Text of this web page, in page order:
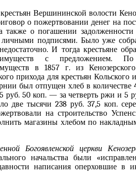
Вершининской волости
о пожертвовании денег на
также о погашении
личными подписями. Было уже
И тогда крестьяне
имуществ с предложением.
в 1857 г. из
прихода для крестьян Кольского
был отпущен хлеб в количестве
руб. 50 коп. — за четверть ржи и 5
две тысячи 238 руб. 37,5 коп.
на строительство
магазины хлебом по
Богоявленской церкви
начальства были
написания оперховшие в